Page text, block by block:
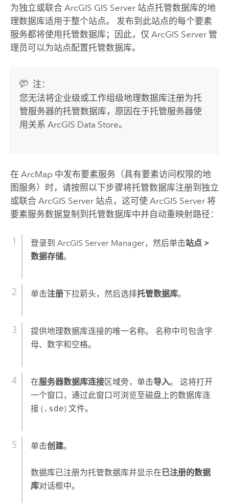
为独立或联合 ArcGIS GIS Server站点托管数据库的地
理数据库适用于整个站点。 发布到此站点的每个要素
服务都将使用托管数据库；因此，仅 ArcGIS Server管
理员可以为站点配置托管数据库。
注：
您无法将企业级或工作组级地理数据库注册为托
管服务器的托管数据库，原因在于托管服务器使
用关系ArcGIS Data Store。
在 ArcMap 中发布要素服务（具有要素访问权限的地
图服务）时，请按照以下步骤将托管数据库注册到独立
或联合 ArcGIS Server站点，这可使 ArcGIS Server将
要素服务数据复制到托管数据库中并自动重映射路径：
登录到 ArcGIS Server Manager，然后单击站点 >
数据存储。
单击注册下拉箭头，然后选择托管数据库。
提供地理数据库连接的唯一名称。 名称中可包含字
母、数字和空格。
在服务器数据库连接区域旁，单击导入。 这将打开
一个窗口，通过此窗口可浏览至磁盘上的数据库连
接 ( .sde) 文件。
单击创建。
数据库已注册为托管数据库并显示在已注册的数据
库对话框中。